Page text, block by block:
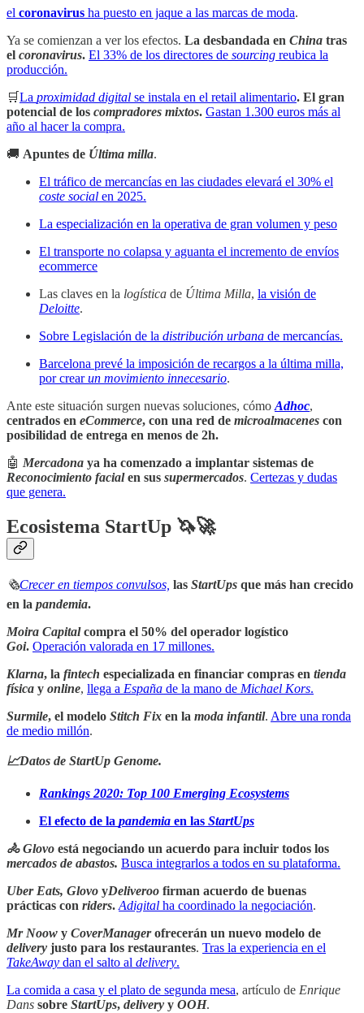
el coronavirus ha puesto en jaque a las marcas de moda.
Ya se comienzan a ver los efectos. La desbandada en China tras
el coronavirus. El 33% de los directores de sourcing reubica la
producción.
🛒La proximidad digital se instala en el retail alimentario. El gran
potencial de los compradores mixtos. Gastan 1.300 euros más al
año al hacer la compra.
🚚 Apuntes de Última milla.
El tráfico de mercancías en las ciudades elevará el 30% el
coste social en 2025.
La especialización en la operativa de gran volumen y peso
El transporte no colapsa y aguanta el incremento de envíos
ecommerce
Las claves en la logística de Última Milla, la visión de
Deloitte.
Sobre Legislación de la distribución urbana de mercancías.
Barcelona prevé la imposición de recargos a la última milla,
por crearun movimiento innecesario.
Ante este situación surgen nuevas soluciones, cómo Adhoc,
centrados en eCommerce, con una red de microalmacenes con
posibilidad de entrega en menos de 2h.
🤖 Mercadona ya ha comenzado a implantar sistemas de
Reconocimiento facialen sus supermercados. Certezas y dudas
que genera.
Ecosistema StartUp 🦄🚀
🗞Crecer en tiempos convulsos, las StartUps que más han crecido
en la pandemia.
Moira Capitalcompra el 50% del operador logístico
Goi. Operación valorada en 17 millones.
Klarna, la fintech especializada en financiar compras en tienda
física y online, llega a España de la mano de Michael Kors.
Surmile, el modelo Stitch Fix en la moda infantil. Abre una ronda
de medio millón.
📈Datos de StartUp Genome.
Rankings 2020: Top 100 Emerging Ecosystems
El efecto de la pandemia en las StartUps
🚴 Glovo está negociando un acuerdo para incluir todos los
mercados de abastos. Busca integrarlos a todos en su plataforma.
Uber Eats, Glovo yDeliveroo firman acuerdo de buenas
prácticas con riders.Adigital ha coordinado la negociación.
Mr Noow y CoverManagerofrecerán un nuevo modelo de
delivery justo para los restaurantes. Tras la experiencia en el
TakeAway dan el salto al delivery.
La comida a casa y el plato de segunda mesa, artículo de Enrique
Dans sobre StartUps, delivery y OOH.